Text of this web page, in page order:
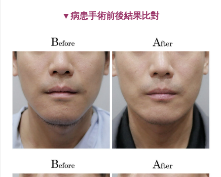
▼病患手術前後結果比對